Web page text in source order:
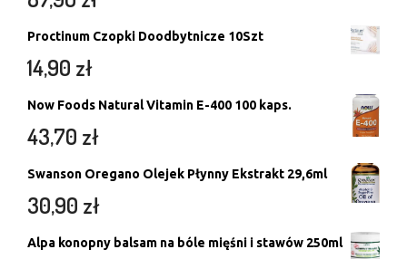
Proctinum Czopki Doodbytnicze 10Szt
14,90 zł
Now Foods Natural Vitamin E-400 100 kaps.
43,70 zł
Swanson Oregano Olejek Płynny Ekstrakt 29,6ml
30,90 zł
Alpa konopny balsam na bóle mięśni i stawów 250ml